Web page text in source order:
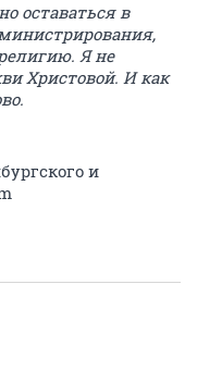
оставаться в
Я не
Христовой. И как
и